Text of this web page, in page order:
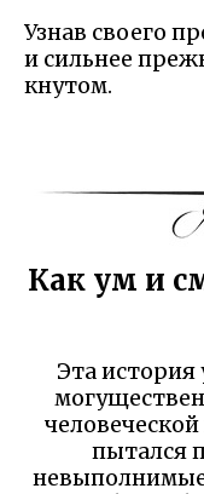
Узнав своего
и сильнее
кнутом.
Как ум и
Эта история
пытался